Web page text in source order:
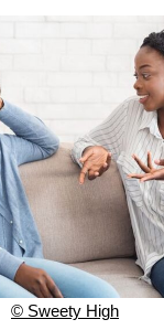
© Sweety High